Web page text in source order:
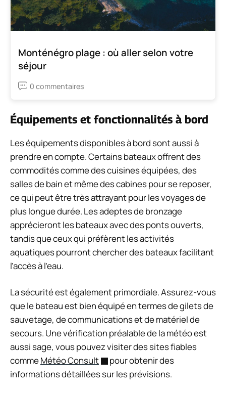
Monténégro plage : où aller selon votre
séjour
0 commentaires
Équipements et fonctionnalités à bord
Les équipements disponibles à bord sont aussi à
prendre en compte. Certains bateaux offrent des
commodités comme des cuisines équipées, des
salles de bain et même des cabines pour se reposer,
ce qui peut être très attrayant pour les voyages de
plus longue durée. Les adeptes de bronzage
apprécieront les bateaux avec des ponts ouverts,
tandis que ceux qui préfèrent les activités
aquatiques pourront chercher des bateaux facilitant
l’accès à l’eau.
La sécurité est également primordiale. Assurez-vous
que le bateau est bien équipé en termes de gilets de
sauvetage, de communications et de matériel de
secours. Une vérification préalable de la météo est
aussi sage, vous pouvez visiter des sites fiables
commeMétéo Consult
pour obtenir des
informations détaillées sur les prévisions.